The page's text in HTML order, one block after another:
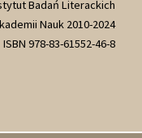
Badań Literackich
Nauk 2010-2024
ISBN 978-83-61552-46-8